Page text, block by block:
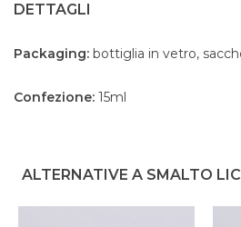
DETTAGLI
Packaging: bottiglia in vetro,
Confezione: 15ml
ALTERNATIVE A SMALTO